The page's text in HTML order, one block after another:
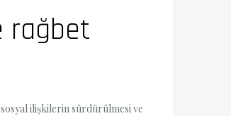
rağbet
ilişkilerin sürdürülmesi ve